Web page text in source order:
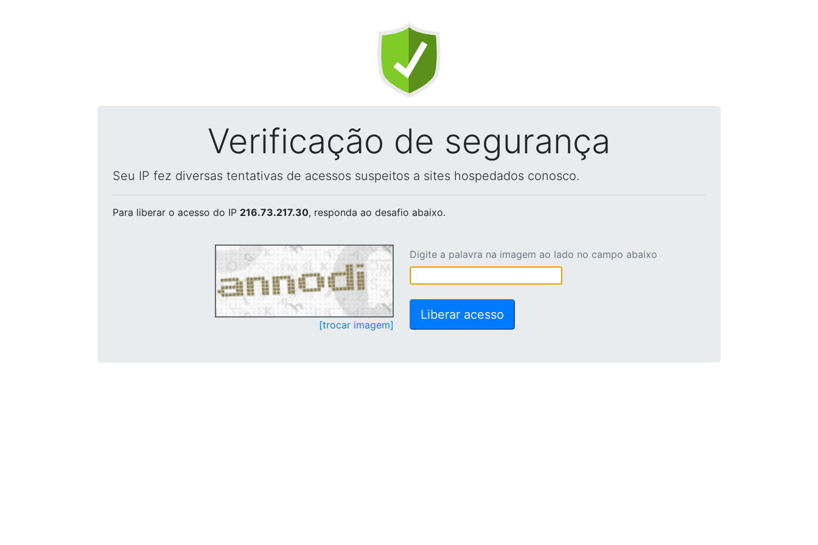
Verificação de segurança
Seu IP fez diversas tentativas de acessos suspeitos a sites hospedados conosco.
Para liberar o acesso do IP 216.73.217.30, responda ao desafio abaixo.
[trocar imagem]
Digite a palavra na imagem ao lado no campo abaixo